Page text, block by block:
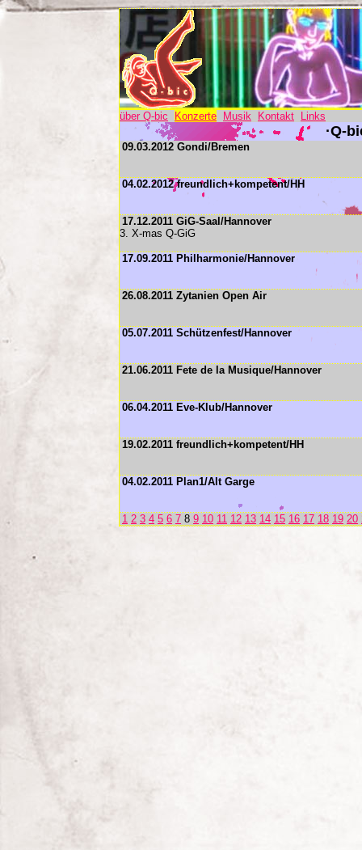
über Q-bic Konzerte Musik Kontakt Links
·Q-
09.03.2012 Gondi/Bremen
04.02.2012 freundlich+kompetent/HH
17.12.2011 GiG-Saal/Hannover
3. X-mas Q-GiG
17.09.2011 Philharmonie/Hannover
26.08.2011 Zytanien Open Air
05.07.2011 Schützenfest/Hannover
21.06.2011 Fete de la Musique/Hannover
06.04.2011 Eve-Klub/Hannover
19.02.2011 freundlich+kompetent/HH
04.02.2011 Plan1/Alt Garge
1 2 3 4 5 6 7 8 9 10 11 12 13 14 15 16 17 18 19 20